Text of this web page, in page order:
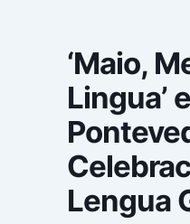
‘Maio,
Lingua’
Lengua